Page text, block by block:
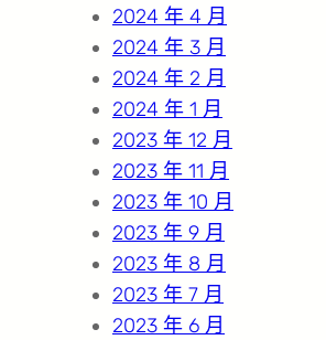
2024 年 4 月
2024 年 3 月
2024 年 2 月
2024 年 1 月
2023 年 12 月
2023 年 11 月
2023 年 10 月
2023 年 9 月
2023 年 8 月
2023 年 7 月
2023 年 6 月